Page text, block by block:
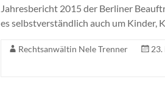
Jahresbericht 2015 der Berliner
es selbstverständlich auch um Kinder,
Rechtsanwältin Nele Trenner